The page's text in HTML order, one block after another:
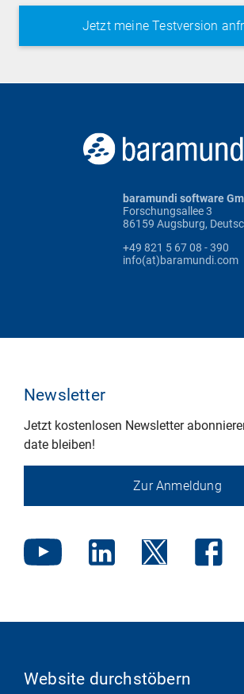
baramundi software
Forschungsallee 3
86159 Augsburg,
+49 821 5 67 08 - 390
info(at)baramundi.com
Newsletter
Jetzt kostenlosen Newsletter
date bleiben!
Zur Anmeldung
Website durchstöbern